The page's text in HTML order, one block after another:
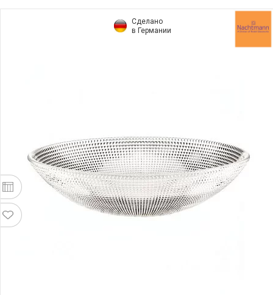
Сделано
в Германии